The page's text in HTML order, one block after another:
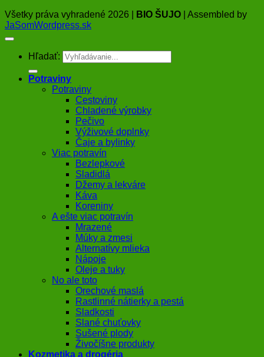
Všetky práva vyhradené 2026 |
BIO ŠUJO | Assembled by
JaSomWordpress.sk
Hľadať:
Potraviny
Potraviny
Cestoviny
Chladené výrobky
Pečivo
Výživové doplnky
Čaje a bylinky
Viac potravín
Bezlepkové
Sladidlá
Džemy a lekváre
Káva
Koreniny
A ešte viac potravín
Mrazené
Múky a zmesi
Alternatívy mlieka
Nápoje
Oleje a tuky
No ale toto
Orechové maslá
Rastlinné nátierky a pestá
Sladkosti
Slané chuťovky
Sušené plody
Živočíšne produkty
Kozmetika a drogéria